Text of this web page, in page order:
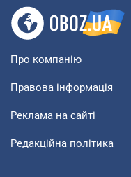
Про компанію
Правова інформація
Реклама на сайті
Редакційна політика